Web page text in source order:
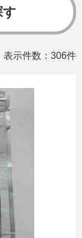
す
表示件数：306件